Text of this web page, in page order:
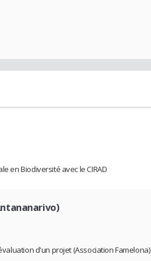
en Biodiversité avec le CIRAD
d'un projet (Association Famelona)